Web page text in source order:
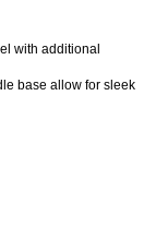
with additional
base allow for sleek